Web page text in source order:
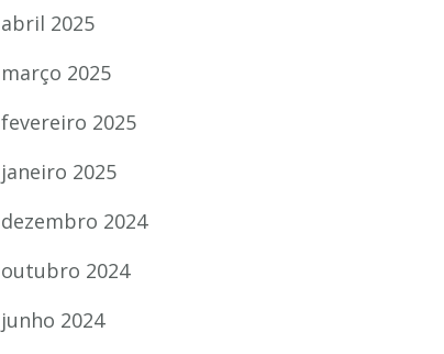
abril 2025
março 2025
fevereiro 2025
janeiro 2025
dezembro 2024
outubro 2024
junho 2024